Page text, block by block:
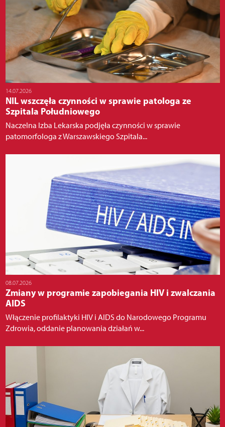
14.07.2026
NIL wszczęła czynności w sprawie patologa ze
Szpitala Południowego
Naczelna Izba Lekarska podjęła czynności w sprawie
patomorfologa z Warszawskiego Szpitala...
08.07.2026
Zmiany w programie zapobiegania HIV i zwalczania
AIDS
Włączenie profilaktyki HIV i AIDS do Narodowego Programu
Zdrowia, oddanie planowania działań w...